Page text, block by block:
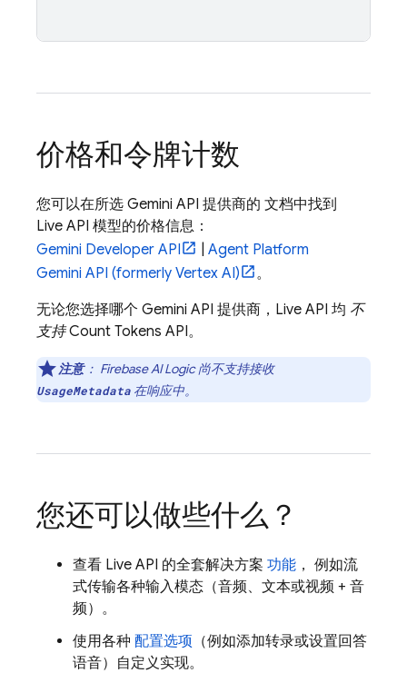
价格和令牌计数
您可以在所选 Gemini API 提供商的 文档中找到
Live API 模型的价格信息：
Gemini Developer API
Agent Platform
Gemini API (formerly Vertex AI)
。
无论您选择哪个 Gemini API 提供商， Live API 均 不
支持Count Tokens API。
注意： Firebase AI Logic尚不支持接收
UsageMetadata 在响应中。
您还可以做些什么？
查看 Live API 的全套解决方案 功能 ， 例如流
式传输各种输入模态（音频、文本或视频 + 音
频）。
使用各种 配置选项 （例如添加转录或设置回答
语音）自定义实现。